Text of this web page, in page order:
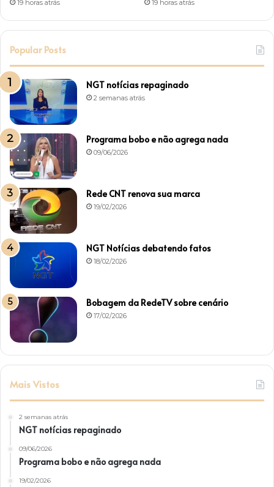
19 horas atrás 19 horas atrás
Popular Posts
NGT notícias repaginado
2 semanas atrás
Programa bobo e não agrega nada
09/06/2026
Rede CNT renova sua marca
19/02/2026
NGT Notícias debatendo fatos
18/02/2026
Bobagem da RedeTV sobre cenário
17/02/2026
Mais Vistos
2 semanas atrás
NGT notícias repaginado
09/06/2026
Programa bobo e não agrega nada
19/02/2026